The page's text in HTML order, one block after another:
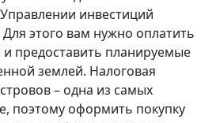
инвестиций
этого вам нужно оплатить
предоставить планируемые
землей. Налоговая
– одна из самых
поэтому оформить покупку